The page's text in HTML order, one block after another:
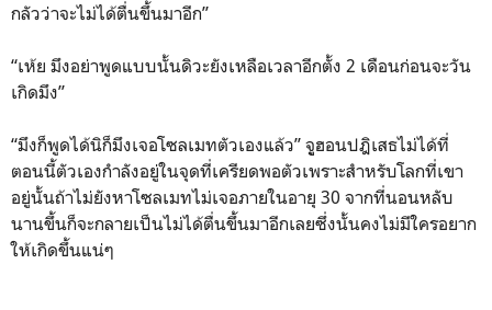
กลัวว่าจะไม่ได้ตื่นขึ้นมาอีก”
“เห้ย มึงอย่าพูดแบบนั้นดิวะยังเหลือเวลาอีกตั้ง 2 เดือนก่อนจะวัน
เกิดมึง”
“มึงก็พูดได้นิก็มึงเจอโซลเมทตัวเองแล้ว” จููฮอนปฎิเสธไม่ได้ที่
ตอนนี้ตัวเองกำลังอยู่ในจุดที่เครียดพอตัวเพราะสำหรับโลกที่เขา
อยู่นั้นถ้าไม่ยังหาโซลเมทไม่เจอภายในอายุ 30 จากที่นอนหลับ
นานขึ้นก็จะกลายเป็นไม่ได้ตื่นขึ้นมาอีกเลยซึ่งนั้นคงไม่มีใครอยาก
ให้เกิดขึ้นแน่ๆ